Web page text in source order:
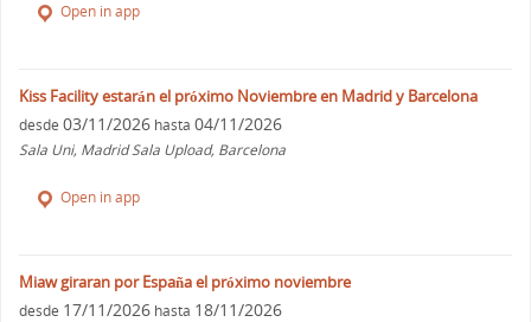
Open in app
Kiss Facility estarán el próximo Noviembre en Madrid y Barcelona
desde 03/11/2026 hasta 04/11/2026
Sala Uni, Madrid Sala Upload, Barcelona
Open in app
Miaw giraran por España el próximo noviembre
desde 17/11/2026 hasta 18/11/2026